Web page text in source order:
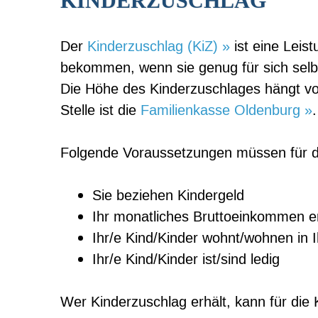
DerKinderzuschlag (KiZ) »ist eine
bekommen, wenn sie genug für sich
Die Höhe des Kinderzuschlages hängt
Stelle ist die Familienkasse Oldenburg ».
Folgende Voraussetzungen müssen für
Sie beziehen Kindergeld
Ihr monatliches Bruttoeinkommen
Ihr/e Kind/Kinder wohnt/wohnen in
Ihr/e Kind/Kinder ist/sind ledig
Wer Kinderzuschlag erhält, kann für die